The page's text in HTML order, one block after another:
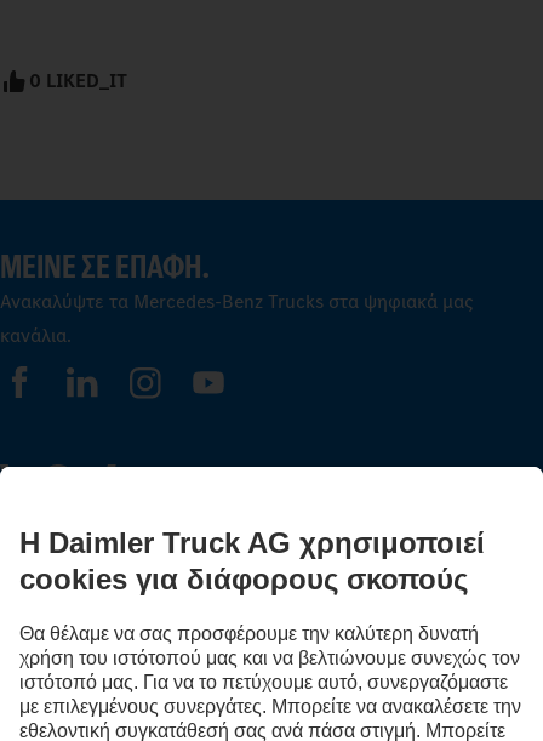
0 LIKED_IT
ΜΕΊΝΕ ΣΕ ΕΠΑΦΉ.
Ανακαλύψτε τα Mercedes‑Benz Trucks στα ψηφιακά μας
κανάλια.
FOLLOW THE ROADSTARS
Μοιράσου τώρα εμπειρίες με άλλους οδηγούς φορτηγών.
Επιβιβάσου